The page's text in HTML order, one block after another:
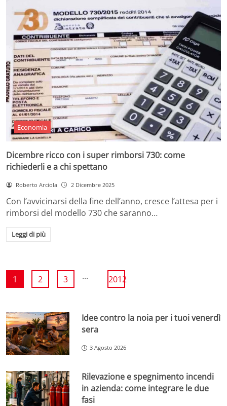
Economia
Dicembre ricco con i super rimborsi 730: come
richiederli e a chi spettano
Roberto Arciola 2 Dicembre 2025
Con l’avvicinarsi della fine dell’anno, cresce l’attesa per i
rimborsi del modello 730 che saranno…
Leggi di più
1 2 3 ... 2012
Idee contro la noia per i tuoi venerdì
sera
3 Agosto 2026
Rilevazione e spegnimento incendi
in azienda: come integrare le due
fasi